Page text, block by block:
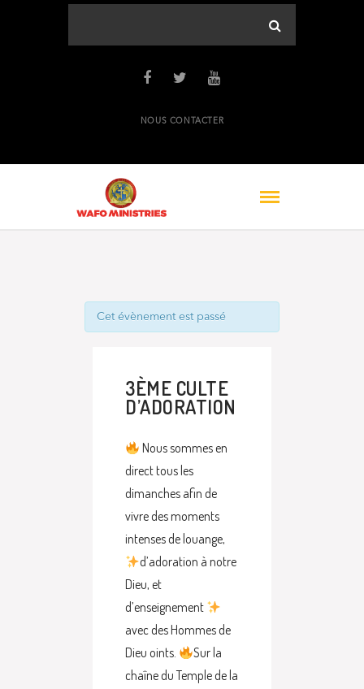
NOUS CONTACTER
Cet évènement est passé
3ÈME CULTE
D’ADORATION
Nous sommes en
direct tous les
dimanches afin de
vivre des moments
intenses de louange,
d’adoration à notre
Dieu, et
d’enseignement
avec des Hommes de
Dieu oints.
Sur la
chaîne du Temple de la